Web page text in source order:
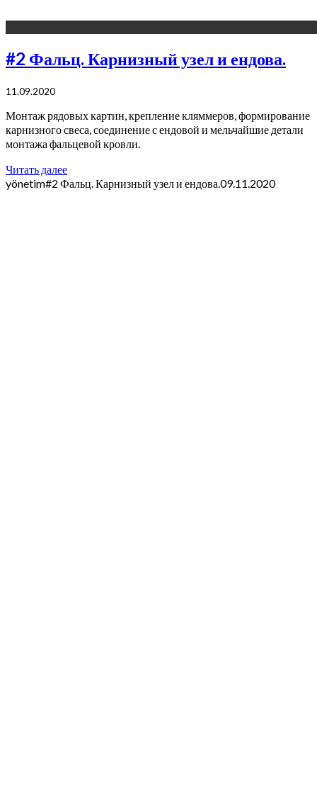
#2 Фальц. Карнизный узел и ендова.
11.09.2020
Монтаж рядовых картин, крепление кляммеров, формирование
карнизного свеса, соединение с ендовой и мельчайшие детали
монтажа фальцевой кровли.
Читать далее
yönetim#2 Фальц. Карнизный узел и ендова.09.11.2020